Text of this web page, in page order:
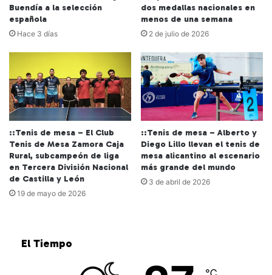
Buendía a la selección
española
Hace 3 días
dos medallas nacionales en
menos de una semana
2 de julio de 2026
::Tenis de mesa – El Club
Tenis de Mesa Zamora Caja
Rural, subcampeón de liga
en Tercera División Nacional
de Castilla y León
19 de mayo de 2026
::Tenis de mesa – Alberto y
Diego Lillo llevan el tenis de
mesa alicantino al escenario
más grande del mundo
3 de abril de 2026
El Tiempo